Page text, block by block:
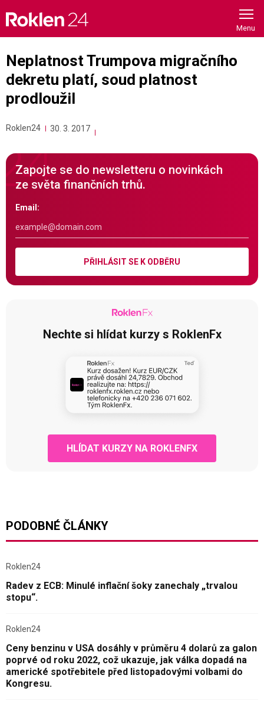
content
Neplatnost Trumpova migračního
dekretu platí, soud platnost
prodloužil
Roklen24 30. 3. 2017
Zapojte se do newsletteru o novinkách
ze světa finančních trhů.
Email:
PŘIHLÁSIT SE K ODBĚRU
Nechte si hlídat kurzy s RoklenFx
HLÍDAT KURZY NA ROKLENFX
PODOBNÉ ČLÁNKY
Roklen24
Radev z ECB: Minulé inflační šoky zanechaly „trvalou
stopu“.
Roklen24
Ceny benzinu v USA dosáhly v průměru 4 dolarů za galon
poprvé od roku 2022, což ukazuje, jak válka dopadá na
americké spotřebitele před listopadovými volbami do
Kongresu.